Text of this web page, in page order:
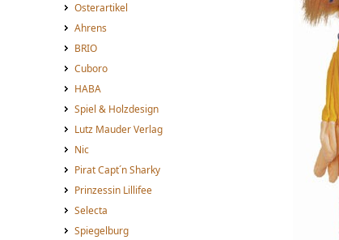
Osterartikel
Ahrens
BRIO
Cuboro
HABA
Spiel & Holzdesign
Lutz Mauder Verlag
Nic
Pirat Capt´n Sharky
Prinzessin Lillifee
Selecta
Spiegelburg